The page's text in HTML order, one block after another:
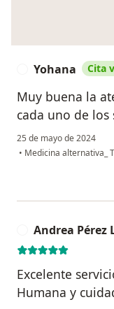
Yohana Cita
Muy buena la
cada uno de los
25 de mayo de 2024
• Medicina alternativa_
Andrea Pérez
Excelente
Humana y